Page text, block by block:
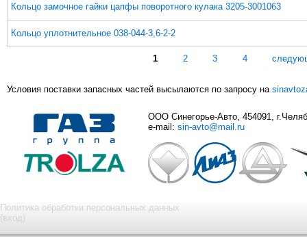
Кольцо замочное гайки цапфы поворотного кулака 3205-3001063
Кольцо уплотнительное 038-044-3,6-2-2
1 2 3 4
Условия поставки запасных частей высылаются по запросу на
ООО Синегорье-Авто, 454091,
e-mail: sin-avto@mail.ru
Политика обработки персональных данных
(вход)